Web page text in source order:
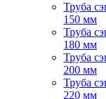
Труба
150 мм
Труба
180 мм
Труба
200 мм
Труба
220 мм